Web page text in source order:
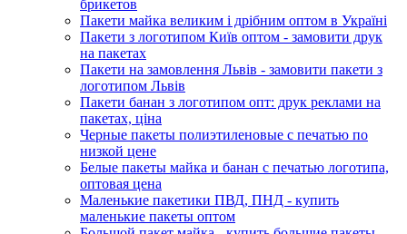
брикетов
Пакети майка великим і дрібним оптом в Україні
Пакети з логотипом Київ оптом - замовити друк
на пакетах
Пакети на замовлення Львів - замовити пакети з
логотипом Львів
Пакети банан з логотипом опт: друк реклами на
пакетах, ціна
Черные пакеты полиэтиленовые с печатью по
низкой цене
Белые пакеты майка и банан с печатью логотипа,
оптовая цена
Маленькие пакетики ПВД, ПНД - купить
маленькие пакеты оптом